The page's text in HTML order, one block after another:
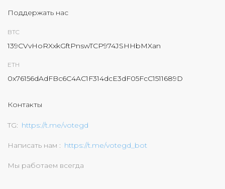
Поддержать нас
BTC
139CVvHoRXxkGftPnswTCP974JSHHbMXan
ETH
0x76156dAdFBc6C4AC1F314dcE3dF05FcC1511689D
Контакты
TG https://t.me/votegd
Написать нам https://t.me/votegd_bot
Мы работаем всегда